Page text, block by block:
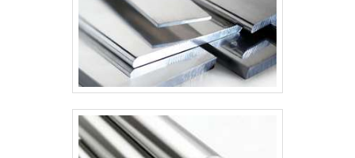
condições para quem deseja achar o que
precisa para construção civil. A empresa
oferece opções como montagem de barracão
e montagem de mezanino com ótima
qualidade e assertividade.A empresa
garante a satisfação dos clientes através de
um atendimento singular, por meio de
profissionais treinados e altamente